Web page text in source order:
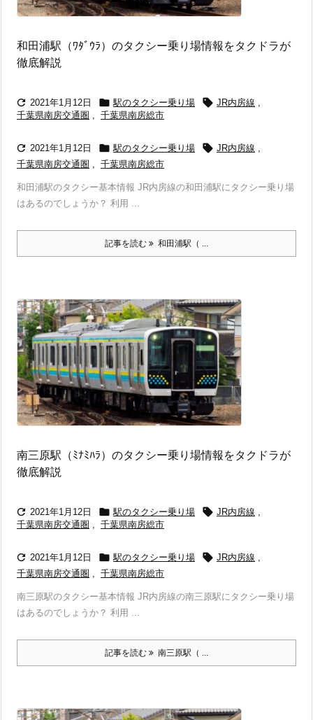
和田浦駅（ﾜﾀﾞｳﾗ）のタクシー乗り場情報をタクドラが
徹底解説
 2021年1月12日  駅のタクシー乗り場  JR内房線 ,
千葉県南房交通圏 , 千葉県南房総市
 2021年1月12日  駅のタクシー乗り場  JR内房線 ,
千葉県南房交通圏 , 千葉県南房総市
和田浦駅のタクシー基本情報 JR内房線の和田浦駅にタクシー乗り場
はあるのでしょうか？ 利用 ...
記事を読む 和田浦駅（ ...
南三原駅（ﾐﾅﾐﾊﾗ）のタクシー乗り場情報をタクドラが
徹底解説
 2021年1月12日  駅のタクシー乗り場  JR内房線 ,
千葉県南房交通圏 , 千葉県南房総市
 2021年1月12日  駅のタクシー乗り場  JR内房線 ,
千葉県南房交通圏 , 千葉県南房総市
南三原駅のタクシー基本情報 JR内房線の南三原駅にタクシー乗り場
はあるのでしょうか？ 利用 ...
記事を読む 南三原駅（ ...